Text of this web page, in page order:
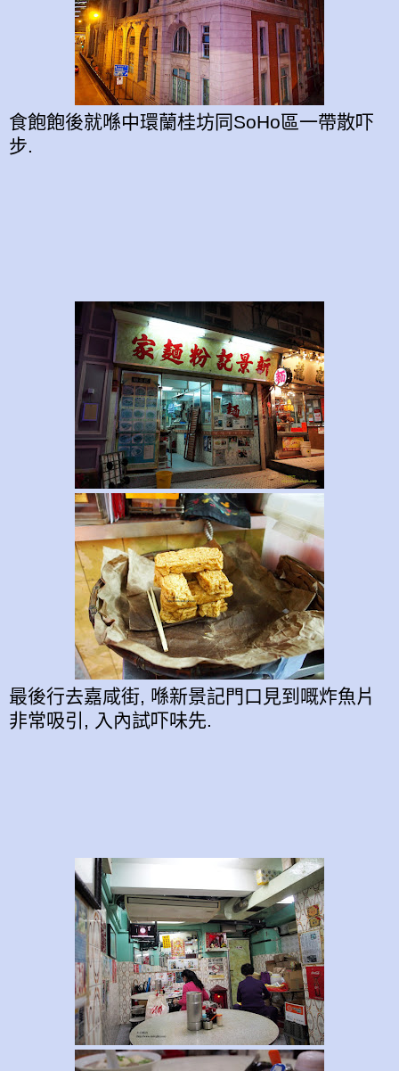
食飽飽後就喺中環蘭桂坊同SoHo區一帶散吓
步.
最後行去嘉咸街, 喺新景記門口見到嘅炸魚片
非常吸引, 入內試吓味先.